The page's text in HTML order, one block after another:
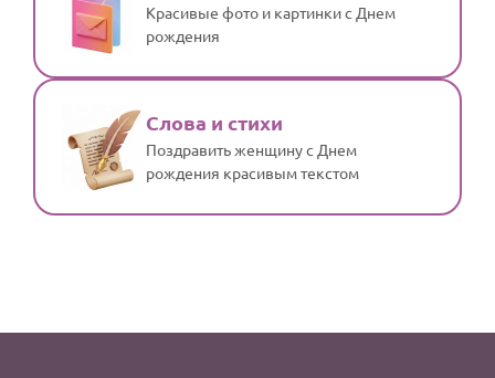
Красивые фото и картинки с Днем
рождения
Слова и стихи
Поздравить женщину с Днем
рождения красивым текстом